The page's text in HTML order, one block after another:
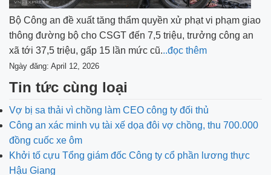
Bộ Công an đề xuất tăng thẩm quyền xử phạt vi phạm giao
thông đường bộ cho CSGT đến 7,5 triệu, trưởng công an
xã tới 37,5 triệu, gấp 15 lần mức cũ...đọc thêm
Ngày đăng: April 12, 2026
Tin tức cùng loại
Vợ bị sa thải vì chồng làm CEO công ty đối thủ
Công an xác minh vụ tài xế dọa đôi vợ chồng, thu 700.000
đồng cuốc xe ôm
Khởi tố cựu Tổng giám đốc Công ty cổ phần lương thực
Hậu Giang